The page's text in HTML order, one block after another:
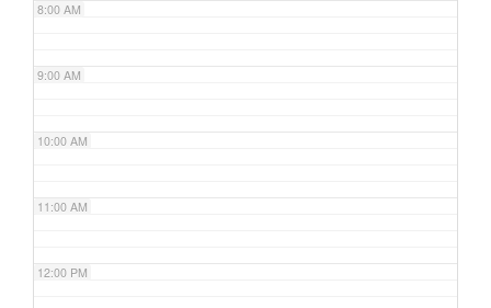
8:00 AM
9:00 AM
10:00 AM
11:00 AM
12:00 PM